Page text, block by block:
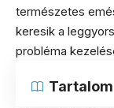
természetes
keresik a
probléma
Tartalom